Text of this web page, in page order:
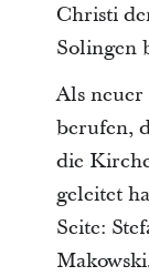
Christi
Solingen
Als neuer
berufen,
die
geleitet
Seite: